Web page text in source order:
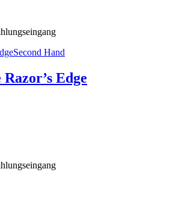
Second Hand
Edge